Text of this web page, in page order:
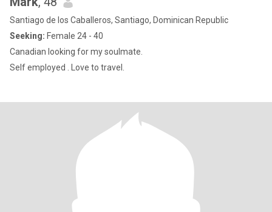
Santiago de los Caballeros, Santiago, Dominican Republic
Seeking: Female 24 - 40
Canadian looking for my soulmate.
Self employed . Love to travel.